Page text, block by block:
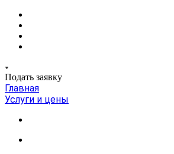
Подать заявку
Главная
Услуги и цены